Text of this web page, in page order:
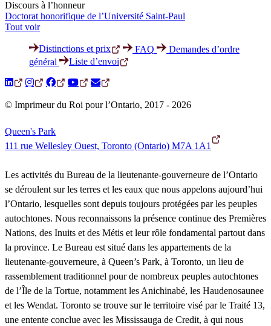
Discours à l’honneur
Doctorat honorifique de l’Université Saint-Paul
Tout voir
Distinctions et prix FAQ
Demandes d’ordre
général
Liste d’envoi
© Imprimeur du Roi pour l’Ontario, 2017 - 2026
Queen's Park
111 rue Wellesley Ouest, Toronto (Ontario) M7A 1A1
Les activités du Bureau de la lieutenante-gouverneure de l’Ontario
se déroulent sur les terres et les eaux que nous appelons aujourd’hui
l’Ontario, lesquelles sont depuis toujours protégées par les peuples
autochtones. Nous reconnaissons la présence continue des Premières
Nations, des Inuits et des Métis et leur rôle fondamental partout dans
la province. Le Bureau est situé dans les appartements de la
lieutenante-gouverneure, à Queen’s Park, à Toronto, un lieu de
rassemblement traditionnel pour de nombreux peuples autochtones
de l’Île de la Tortue, notamment les Anichinabé, les Haudenosaunee
et les Wendat. Toronto se trouve sur le territoire visé par le Traité 13,
une entente conclue avec les Mississauga de Credit, à qui nous